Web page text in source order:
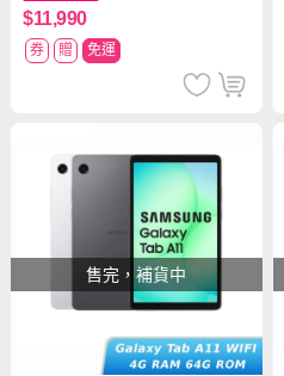
$11,990
券 贈 免運
售完，補貨中